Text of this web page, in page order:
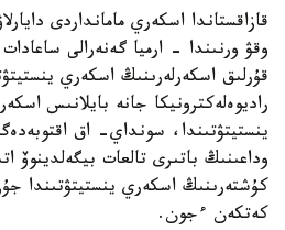
قازاقستاندا اسكەري مامانداردى
وقۋ ورنىندا - ارميا گەنەرالى ساعادات
قۇرلىق اسكەرلەرىنىڭ اسكەري
راديوەلەكترونيكا جانە بايلانىس
ينستيتۋتىندا، سونداي- اق
وداعىنىڭ باتىرى تالعات بيگەلدينوۆ
كۇشتەرىنىڭ اسكەري ينستيتۋتىندا
كەتكەن ءجون.